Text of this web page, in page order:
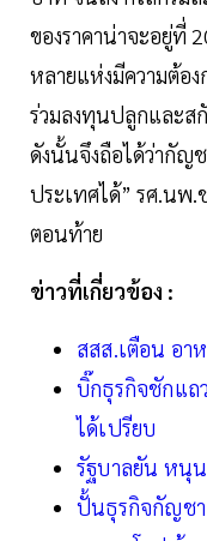
ของราคาน่าจะอยู่ที่
หลายแห่งมีความต้อ
ร่วมลงทุนปลูกและส
ดังนั้นจึงถือได้ว่ากัญ
ประเทศได้” รศ.นพ.
ตอนท้าย
ข่าวที่เกี่ยวข้อง :
สสส.เตือน อา
บิ๊กธุรกิจชักแถ
ได้เปรียบ
รัฐบาลยัน หนุ
ปั้นธุรกิจกัญช